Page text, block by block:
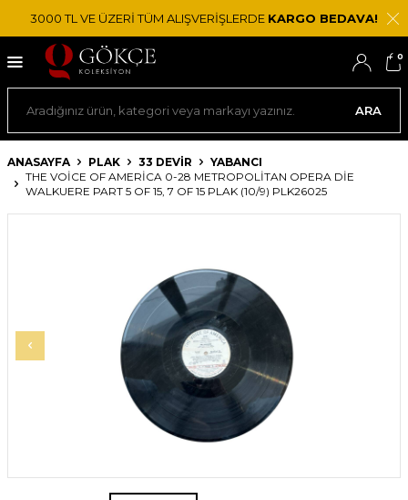
3000 TL VE ÜZERİ TÜM ALIŞVERİŞLERDE KARGO BEDAVA!
ARA
0
ANASAYFA PLAK 33 DEVIR
YABANCI
THE VOICE OF AMERICA 0-28 METROPOLITAN OPERA DIE
WALKUERE PART 5 OF 15, 7 OF 15 PLAK (10/9) PLK26025